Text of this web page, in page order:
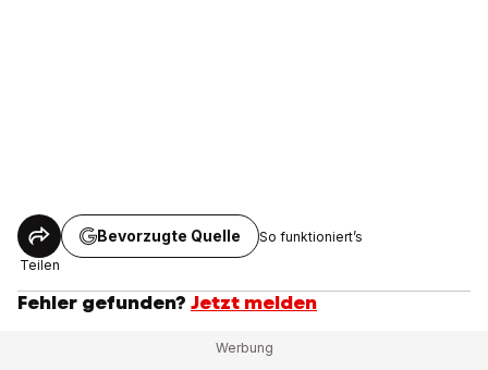
Teilen
Bevorzugte Quelle So funktioniert’s
Fehler gefunden? Jetzt melden